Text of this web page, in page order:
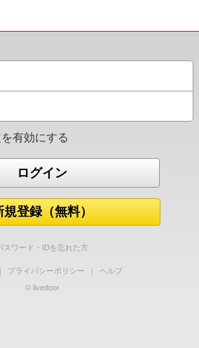
有効にする
規登録（無料）
スワード・IDを忘れた方
｜ プライバシーポリシー ｜
ヘルプ
© livedoor